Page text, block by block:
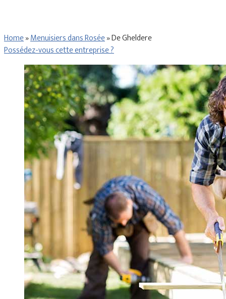
Home»Menuisiers dans Rosée»De Gheldere
Possédez-vous cette entreprise ?